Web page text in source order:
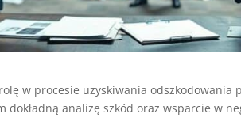
w procesie uzyskiwania odszkodowania
dokładną analizę szkód oraz wsparcie w